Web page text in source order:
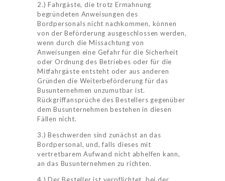
2.) Fahrgäste, die trotz Ermahnung
begründeten Anweisungen des
Bordpersonals nicht nachkommen, können
von der Beförderung ausgeschlossen werden,
wenn durch die Missachtung von
Anweisungen eine Gefahr für die Sicherheit
oder Ordnung des Betriebes oder für die
Mitfahrgäste entsteht oder aus anderen
Gründen die Weiterbeförderung für das
Busunternehmen unzumutbar ist.
Rückgriffansprüche des Bestellers gegenüber
dem Busunternehmen bestehen in diesen
Fällen nicht.
3.) Beschwerden sind zunächst an das
Bordpersonal, und, falls dieses mit
vertretbarem Aufwand nicht abhelfen kann,
an das Busunternehmen zu richten.